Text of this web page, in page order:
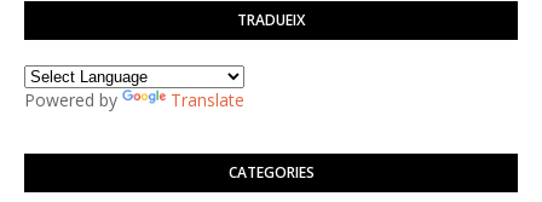
TRADUEIX
Powered by Translate
CATEGORIES